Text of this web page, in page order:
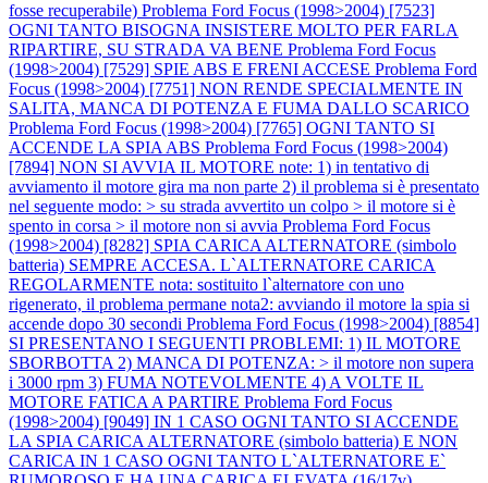
fosse recuperabile) Problema Ford Focus (1998>2004) [7523]
OGNI TANTO BISOGNA INSISTERE MOLTO PER FARLA
RIPARTIRE, SU STRADA VA BENE Problema Ford Focus
(1998>2004) [7529] SPIE ABS E FRENI ACCESE Problema Ford
Focus (1998>2004) [7751] NON RENDE SPECIALMENTE IN
SALITA, MANCA DI POTENZA E FUMA DALLO SCARICO
Problema Ford Focus (1998>2004) [7765] OGNI TANTO SI
ACCENDE LA SPIA ABS Problema Ford Focus (1998>2004)
[7894] NON SI AVVIA IL MOTORE note: 1) in tentativo di
avviamento il motore gira ma non parte 2) il problema si è presentato
nel seguente modo: > su strada avvertito un colpo > il motore si è
spento in corsa > il motore non si avvia Problema Ford Focus
(1998>2004) [8282] SPIA CARICA ALTERNATORE (simbolo
batteria) SEMPRE ACCESA. L`ALTERNATORE CARICA
REGOLARMENTE nota: sostituito l`alternatore con uno
rigenerato, il problema permane nota2: avviando il motore la spia si
accende dopo 30 secondi Problema Ford Focus (1998>2004) [8854]
SI PRESENTANO I SEGUENTI PROBLEMI: 1) IL MOTORE
SBORBOTTA 2) MANCA DI POTENZA: > il motore non supera
i 3000 rpm 3) FUMA NOTEVOLMENTE 4) A VOLTE IL
MOTORE FATICA A PARTIRE Problema Ford Focus
(1998>2004) [9049] IN 1 CASO OGNI TANTO SI ACCENDE
LA SPIA CARICA ALTERNATORE (simbolo batteria) E NON
CARICA IN 1 CASO OGNI TANTO L`ALTERNATORE E`